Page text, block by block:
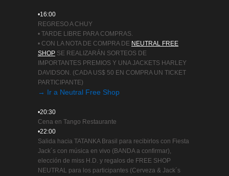
•16:00
REGRESO A CHUY
• TARDE LIBRE PARA COMPRAS.
• CON LA NOTA DE COMPRA DE NEUTRAL FREE
SHOP SE REALIZARÁN SORTEOS DE
IMPORTANTES PREMIOS Y UNA JACKETS HARLEY
DAVIDSON. (CADA US$ 50 EN COMPRA UN TICKET
PARTICIPANTE)
→ Ir a Neutral Free Shop
•20:30
Cena en Tango Restaurante
•22:00
Salida hacia TATANKA Brasil para recibirlos con Fiesta
Jack´s con música en vivo (BANDA a confirmar),
elección de miss H.D. y regalos de FREE SHOP
NEUTRAL para los participantes (Cerveza & Jack´s